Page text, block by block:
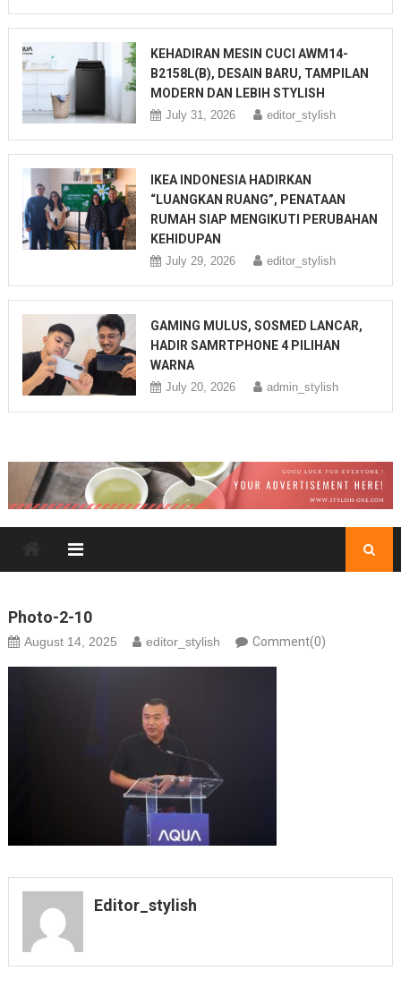
KEHADIRAN MESIN CUCI AWM14-
B2158L(B), DESAIN BARU, TAMPILAN
MODERN DAN LEBIH STYLISH
July 31, 2026 editor_stylish
IKEA INDONESIA HADIRKAN
“LUANGKAN RUANG”, PENATAAN
RUMAH SIAP MENGIKUTI PERUBAHAN
KEHIDUPAN
July 29, 2026 editor_stylish
GAMING MULUS, SOSMED LANCAR,
HADIR SAMRTPHONE 4 PILIHAN
WARNA
July 20, 2026 admin_stylish
Photo-2-10
August 14, 2025 editor_stylish Comment(0)
Editor_stylish